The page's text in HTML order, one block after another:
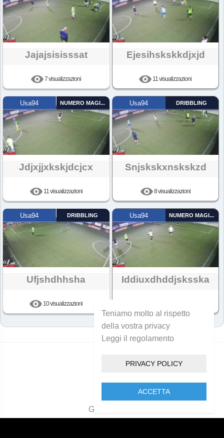
Jajajsisisssat
7 visualizzazioni
Ejesihskskkdjxjd
11 visualizzazioni
Usa94 NUMERO MAGICO
Jdjxjjxkskjdcjcx
11 visualizzazioni
Usa94 DRIBBLING
Snjskskxnskskzd
8 visualizzazioni
Usa94 DRIBBLING
Ufjshdhhsha
10 visualizzazioni
Usa94 NUMERO MAGICO
Iddiuxdhddjsksska
Teniamo molto al rispetto
della vostra privacy
Leggi il regolamento
PRIVACY POLICY
ACCETTA
Golcam 2021